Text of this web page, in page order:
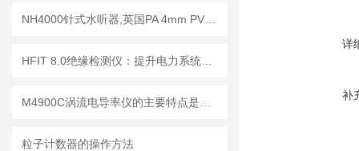
粒子计数器的操作方法
详
补